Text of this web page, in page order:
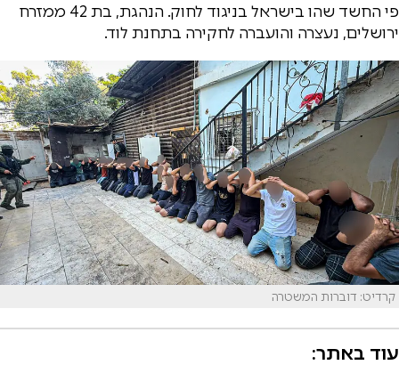
פי החשד שהו בישראל בניגוד לחוק. הנהגת, בת 42 ממזרח
ירושלים, נעצרה והועברה לחקירה בתחנת לוד.
קרדיט: דוברות המשטרה
עוד באתר: